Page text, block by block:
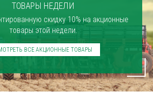
ТОВАРЫ НЕДЕЛИ
скидку 10% на акционные
товары этой недели.
ВСЕ АКЦИОННЫЕ ТОВАРЫ